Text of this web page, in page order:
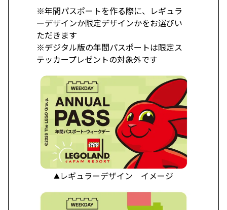
※年間パスポートを作る際に、レギュラ
ーデザインか限定デザインかをお選びい
ただきます
※デジタル版の年間パスポートは限定ス
テッカープレゼントの対象外です
▲レギュラーデザイン イメージ